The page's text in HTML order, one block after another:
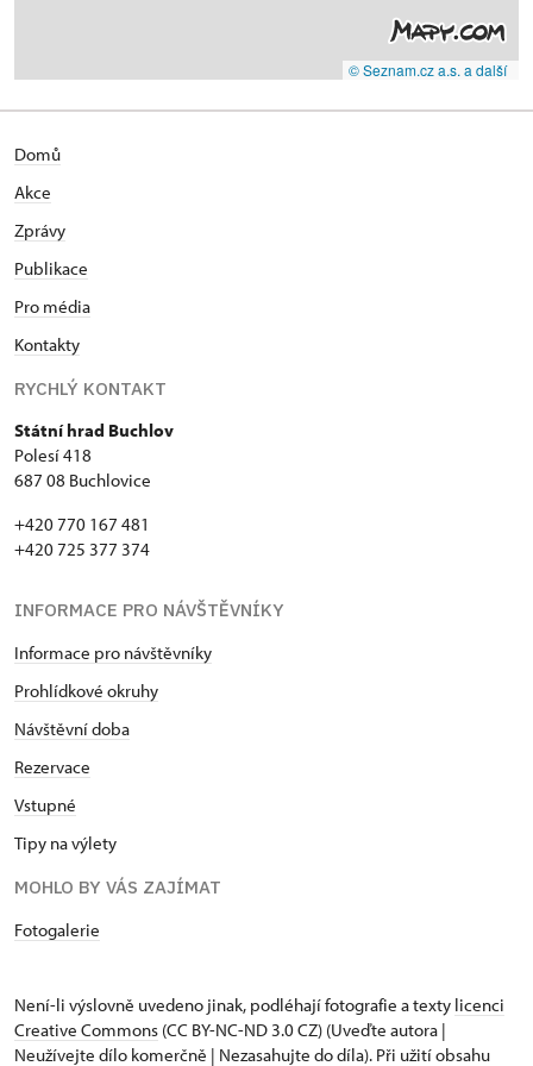
© Seznam.cz a.s. a další
Domů
Akce
Zprávy
Publikace
Pro média
Kontakty
RYCHLÝ KONTAKT
Státní hrad Buchlov
Polesí 418
687 08 Buchlovice
+420 770 167 481
+420 725 377 374
INFORMACE PRO NÁVŠTĚVNÍKY
Informace pro návštěvníky
Prohlídkové okruhy
Návštěvní doba
Rezervace
Vstupné
Tipy na výlety
MOHLO BY VÁS ZAJÍMAT
Fotogalerie
Není-li výslovně uvedeno jinak, podléhají fotografie a texty licenci
Creative Commons (CC BY-NC-ND 3.0 CZ) (Uveďte autora |
Neužívejte dílo komerčně | Nezasahujte do díla). Při užití obsahu